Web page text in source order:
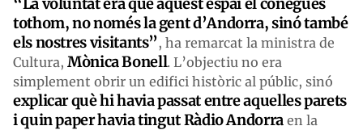
tothom, no només la gent d’Andorra, sinó també
els nostres visitants”, ha remarcat la ministra de
Cultura, Mònica Bonell. L’objectiu no era
simplement obrir un edifici històric al públic, sinó
explicar què hi havia passat entre aquelles parets
i quin paper havia tingut Ràdio Andorra en la